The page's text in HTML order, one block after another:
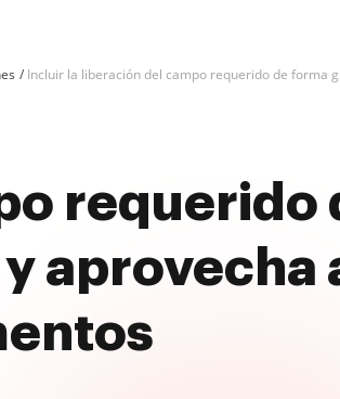
Incluir la liberación del campo requerido de forma
requerido
aprovecha